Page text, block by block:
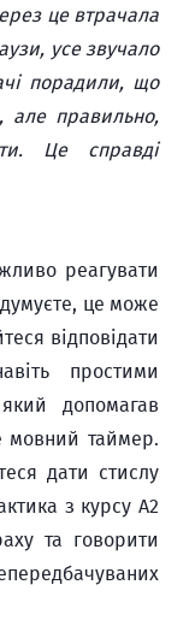
це втрачала
усе звучало
порадили, що
але правильно,
Це справді
реагувати
це може
відповідати
простими
допомагав
мовний таймер.
дати стислу
з курсу A2
та говорити